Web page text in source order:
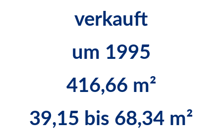
verkauft
um 1995
416,66 m²
39,15 bis 68,34 m²